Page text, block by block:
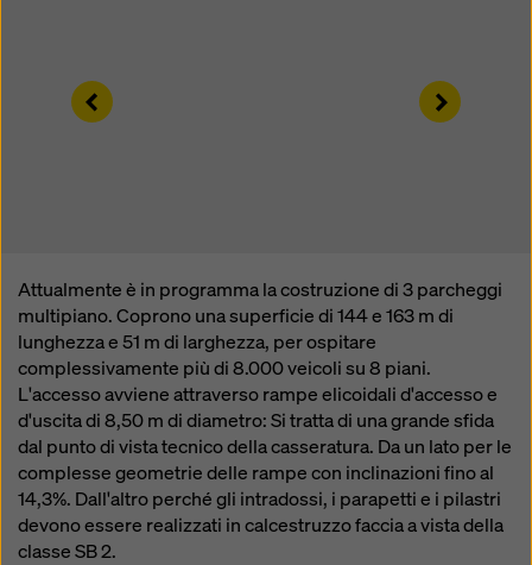
Left Right
Attualmente è in programma la costruzione di 3 parcheggi
multipiano. Coprono una superficie di 144 e 163 m di
lunghezza e 51 m di larghezza, per ospitare
complessivamente più di 8.000 veicoli su 8 piani.
L'accesso avviene attraverso rampe elicoidali d'accesso e
d'uscita di 8,50 m di diametro: Si tratta di una grande sfida
dal punto di vista tecnico della casseratura. Da un lato per le
complesse geometrie delle rampe con inclinazioni fino al
14,3%. Dall'altro perché gli intradossi, i parapetti e i pilastri
devono essere realizzati in calcestruzzo faccia a vista della
classe SB 2.
corrispondenti. Potete revocare il vostro consenso in
qualsiasi momento, con effetto futuro e senza
(impostazioni avanzate dei cookie).